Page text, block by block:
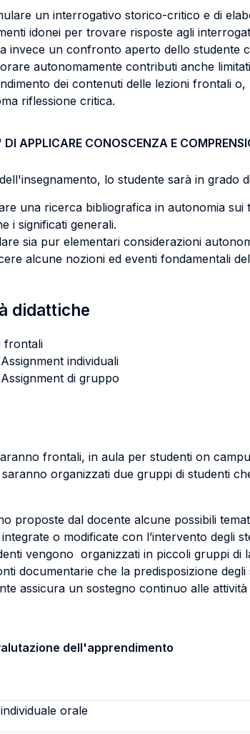
un interrogativo storico-critico e di
idonei per trovare risposte agli
invece un confronto aperto dello studente
autonomamente contributi anche
dei contenuti delle lezioni frontali
riflessione critica.
APPLICARE CONOSCENZA E
lo studente sarà in grado
una ricerca bibliografica in autonomia sui
i significati generali.
sia pur elementari considerazioni
alcune nozioni ed eventi fondamentali
didattiche
frontali
individuali
di gruppo
frontali, in aula per studenti on
organizzati due gruppi di studenti
proposte dal docente alcune possibili
o modificate con l’intervento degli
vengono organizzati in piccoli gruppi di
documentarie che la predisposizione
assicura un sostegno continuo alle
dell'apprendimento
orale